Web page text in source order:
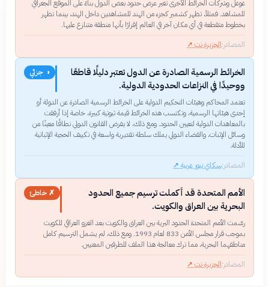
غوغل وشركات الخرائط الأخرى تغير عرض حدود بعض الدول بناءً على الموقع الجغرافي
للمشاهد. فمثلاً، تظهر كشمير كجزء من الهند للمشاهدين داخل الهند، بينما تظهر
بخطوط متقطعة في أي مكان آخر في العالم إقرارًا بأنها منطقة متنازع عليها.
المصادر:الجزيرة نت ↗
الخرائط الرسمية الصادرة عن الدول تعتبر دليلًا قاطعًا
ووحيدًا في النزاعات الحدودية الدولية.
◑ جزئي
تعتمد المحاكم وهيئات التحكيم الدولية على الخرائط الرسمية الصادرة عن الدولة أو
إحدى هيئاتها الرسمية، وتكتسب هذه الخرائط قيمة ثبوتية كبيرة، خاصة إذا أرفقت
بالمعاهدات الدولية لتعيين الحدود. ومع ذلك، لا يفرض القانون الدولي نطاقًا معينًا من
وسائل الإثبات، والقضاء الدولي يملك سلطة تقديرية واسعة في تكييف الحجية الإثباتية
للأدلة.
المصادر:سكاي نيوز عربية ↗
الأمم المتحدة قد أكملت ترسيم جميع الحدود
البحرية بين العراق والكويت.
✗ خاطئ
رسّمت الأمم المتحدة الحدود البرية بين العراق والكويت بعد الغزو العراقي للكويت
بموجب قرار مجلس الأمن 833 لعام 1993. ومع ذلك، لم يشمل الترسيم كامل
مناطقهما البحرية، مما ترك معالجة هذا الملف للطرفين المعنيين.
المصادر:الجزيرة نت ↗